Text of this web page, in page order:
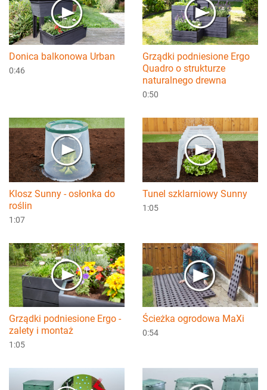
Donica balkonowa Urban
0:46
Grządki podniesione Ergo
Quadro o strukturze
naturalnego drewna
0:50
Klosz Sunny - osłonka do
roślin
1:07
Tunel szklarniowy Sunny
1:05
Grządki podniesione Ergo -
zalety i montaż
1:05
Ścieżka ogrodowa MaXi
0:54